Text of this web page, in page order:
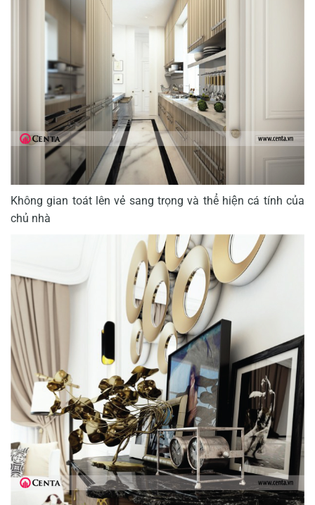
Không gian toát lên vẻ sang trọng và thể hiện cá tính của
chủ nhà